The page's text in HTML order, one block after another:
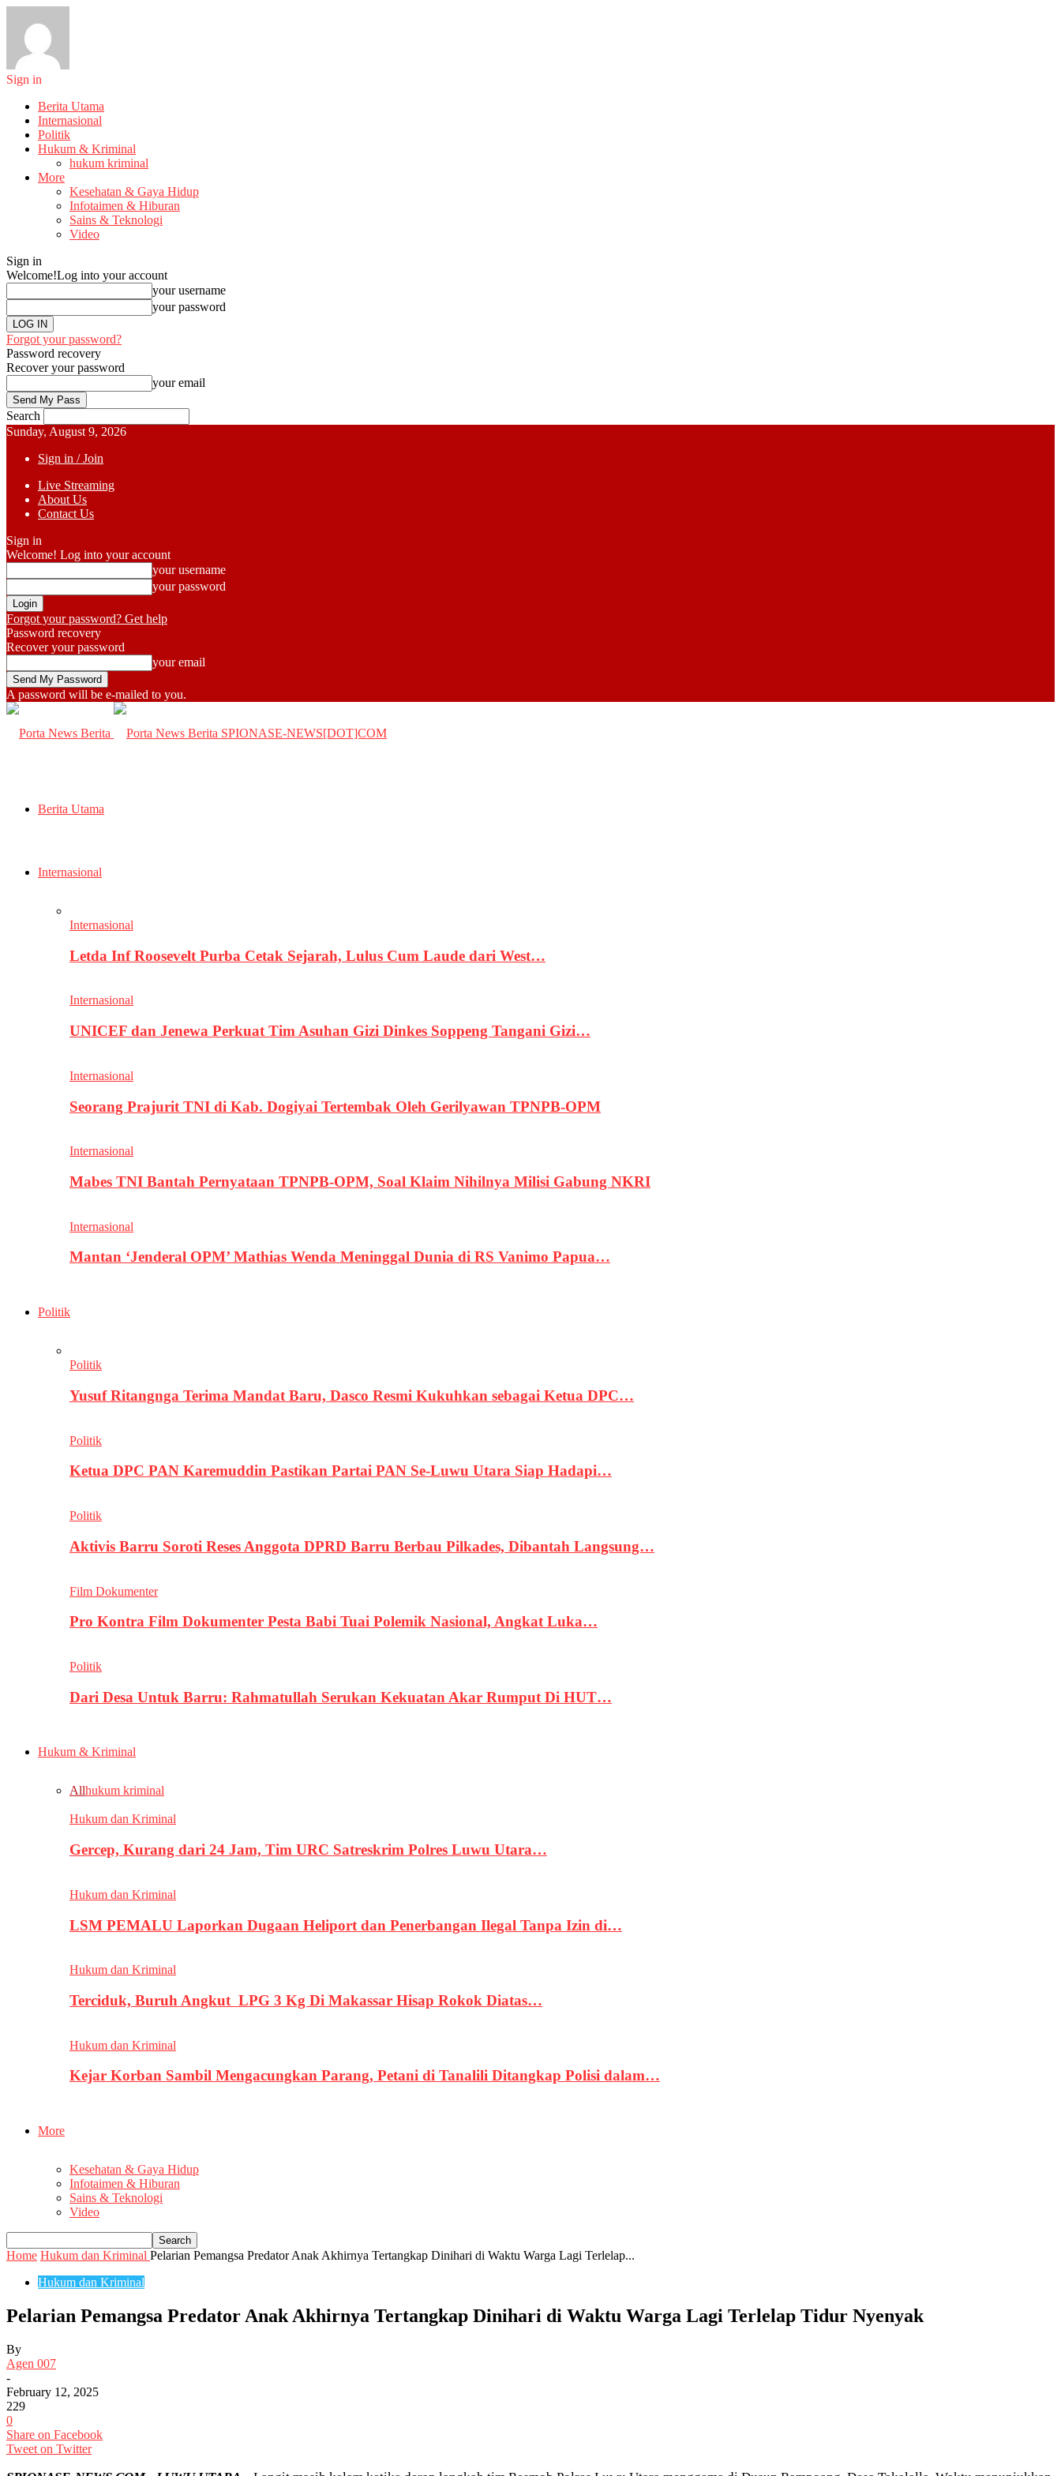
Sign in
Berita Utama
Internasional
Politik
Hukum & Kriminal
hukum kriminal
More
Kesehatan & Gaya Hidup
Infotaimen & Hiburan
Sains & Teknologi
Video
Sign in
Welcome!Log into your account
your username
your password
Forgot your password?
Password recovery
Recover your password
your email
Search
Sunday, August 9, 2026
Sign in / Join
Live Streaming
About Us
Contact Us
Sign in
Welcome! Log into your account
your username
your password
Forgot your password? Get help
Password recovery
Recover your password
your email
A password will be e-mailed to you.
SPIONASE-NEWS[DOT]COM
Berita Utama
Internasional
Internasional
Letda Inf Roosevelt Purba Cetak Sejarah, Lulus Cum Laude dari West…
Internasional
UNICEF dan Jenewa Perkuat Tim Asuhan Gizi Dinkes Soppeng Tangani Gizi…
Internasional
Seorang Prajurit TNI di Kab. Dogiyai Tertembak Oleh Gerilyawan TPNPB-OPM
Internasional
Mabes TNI Bantah Pernyataan TPNPB-OPM, Soal Klaim Nihilnya Milisi Gabung NKRI
Internasional
Mantan ‘Jenderal OPM’ Mathias Wenda Meninggal Dunia di RS Vanimo Papua…
Politik
Politik
Yusuf Ritangnga Terima Mandat Baru, Dasco Resmi Kukuhkan sebagai Ketua DPC…
Politik
Ketua DPC PAN Karemuddin Pastikan Partai PAN Se-Luwu Utara Siap Hadapi…
Politik
Aktivis Barru Soroti Reses Anggota DPRD Barru Berbau Pilkades, Dibantah Langsung…
Film Dokumenter
Pro Kontra Film Dokumenter Pesta Babi Tuai Polemik Nasional, Angkat Luka…
Politik
Dari Desa Untuk Barru: Rahmatullah Serukan Kekuatan Akar Rumput Di HUT…
Hukum & Kriminal
Allhukum kriminal
Hukum dan Kriminal
Gercep, Kurang dari 24 Jam, Tim URC Satreskrim Polres Luwu Utara…
Hukum dan Kriminal
LSM PEMALU Laporkan Dugaan Heliport dan Penerbangan Ilegal Tanpa Izin di…
Hukum dan Kriminal
Terciduk, Buruh Angkut LPG 3 Kg Di Makassar Hisap Rokok Diatas…
Hukum dan Kriminal
Kejar Korban Sambil Mengacungkan Parang, Petani di Tanalili Ditangkap Polisi dalam…
More
Kesehatan & Gaya Hidup
Infotaimen & Hiburan
Sains & Teknologi
Video
Home Hukum dan Kriminal Pelarian Pemangsa Predator Anak Akhirnya Tertangkap Dinihari di Waktu Warga Lagi Terlelap...
Hukum dan Kriminal
Pelarian Pemangsa Predator Anak Akhirnya Tertangkap Dinihari di Waktu Warga Lagi Terlelap Tidur Nyenyak
By
Agen 007
-
February 12, 2025
229
0
Share on Facebook
Tweet on Twitter